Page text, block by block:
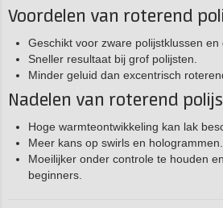
Voordelen van roterend
Geschikt voor zware polijstklussen en
Sneller resultaat bij grof polijsten.
Minder geluid dan excentrisch
Nadelen van roterend
Hoge warmteontwikkeling kan lak
Meer kans op swirls en hologrammen.
Moeilijker onder controle te houden
beginners.